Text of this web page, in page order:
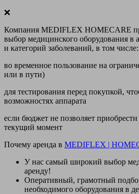
❌
Компания MEDIFLEX HOMECARE
выбор медицинского оборудования в
и категорий заболеваний, в том числе:
во временное пользование на
или в пути)
для тестирования перед покупкой,
возможностях аппарата
если бюджет не позволяет
текущий момент
Почему аренда в MEDIFLEX |
У нас самый широкий выбор
аренду!
Оперативный, грамотный
необходимого оборудования в